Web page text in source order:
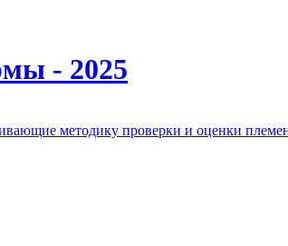
- 2025
методику проверки и оценки